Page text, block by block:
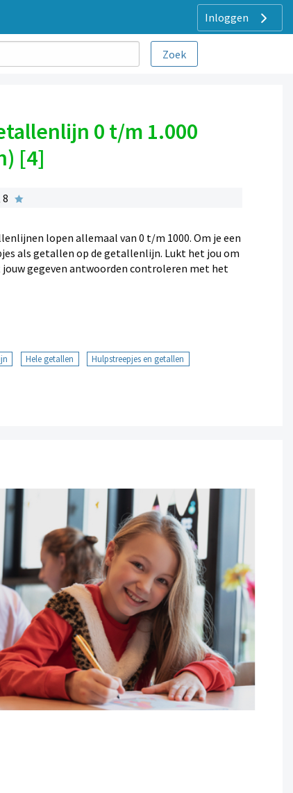
Inloggen
0 t/m 1.000
[4]
lopen allemaal van 0 t/m 1000. Om je een
als getallen op de getallenlijn. Lukt het jou om
gegeven antwoorden controleren met het
Hele getallen Hulpstreepjes en getallen